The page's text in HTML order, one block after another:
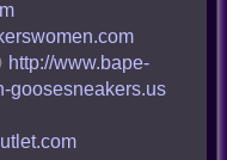
http://www.bape-
goosesneakers.us